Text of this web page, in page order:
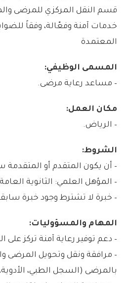
قسم النقل المركزي للمرضى
خدمات آمنة وفعّالة، وفقاً
المعتمدة
المسمى الوظيفي:
– مساعد رعاية مرضى.
مكان العمل:
– الرياض.
الشروط:
– أن يكون المتقدم أو
– المؤهل العلمي: الثانوية
– خبرة لا تشترط وجود خبرة
المهام والمسؤوليات:
– دعم توفير رعاية آمنة تركز على
– مرافقة ونقل وتحويل المرضى
بالمرضى (السجل الطبي،